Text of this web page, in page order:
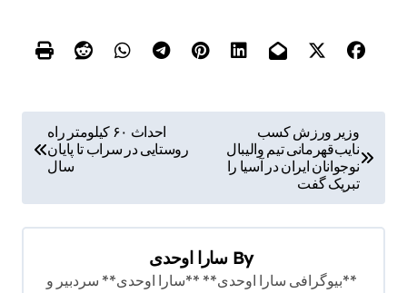
وزیر ورزش کسب
نایب‌قهرمانی تیم والیبال
نوجوانان ایران در آسیا را
تبریک گفت
احداث ۶۰ کیلومتر راه
روستایی در سراب تا پایان
سال
By سارا اوحدی
**بیوگرافی سارا اوحدی** **سارا اوحدی** سردبیر و